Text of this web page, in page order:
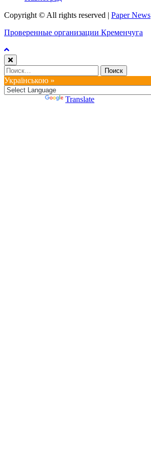
Copyright © All rights reserved
Paper News
Проверенные организации Кременчуга
Найти:
Українською »
Translate